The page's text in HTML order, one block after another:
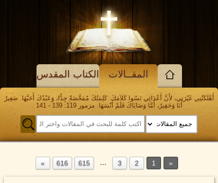
المقــالات الكتاب المقدس
أَهْلَكَتْنِي غَيْرَتِي، لأَنَّ أَعْدَائِي نَسُوا كَلاَمَكَ. كَلِمَتُكَ مُمَحَّصَةٌ جِدًّا، وَعَبْدُكَ أَحَبَّهَا. صَغِيرٌ
أَنَا وَحَقِيرٌ، أَمَّا وَصَايَاكَ فَلَمْ أَنْسَهَا. مزمور 119: 139 - 141
1
2
3
…
615
616